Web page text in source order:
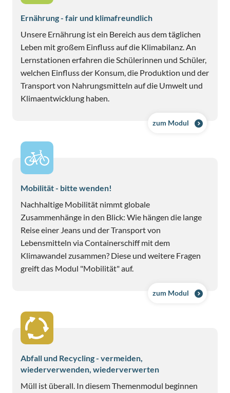
Ernährung - fair und klimafreundlich
Unsere Ernährung ist ein Bereich aus dem täglichen
Leben mit großem Einfluss auf die Klimabilanz. An
Lernstationen erfahren die Schülerinnen und Schüler,
welchen Einfluss der Konsum, die Produktion und der
Transport von Nahrungsmitteln auf die Umwelt und
Klimaentwicklung haben.
zum Modul
Mobilität - bitte wenden!
Nachhaltige Mobilität nimmt globale
Zusammenhänge in den Blick: Wie hängen die lange
Reise einer Jeans und der Transport von
Lebensmitteln via Containerschiff mit dem
Klimawandel zusammen? Diese und weitere Fragen
greift das Modul "Mobilität" auf.
zum Modul
Abfall und Recycling - vermeiden,
wiederverwenden, wiederverwerten
Müll ist überall. In diesem Themenmodul beginnen